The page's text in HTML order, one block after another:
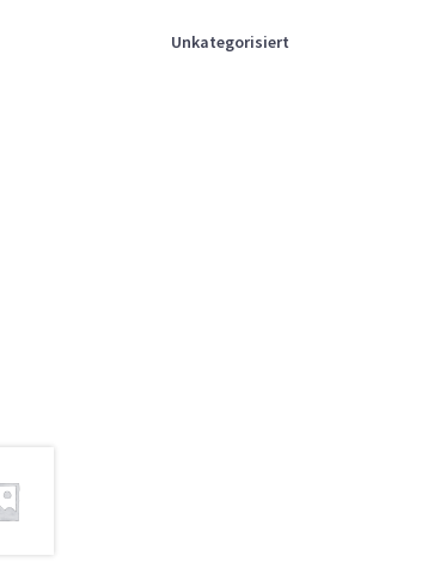
Unkategorisiert